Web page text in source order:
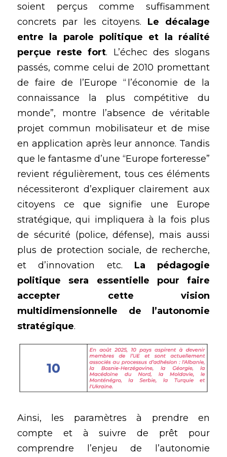
soient perçus comme suffisamment
concrets par les citoyens. Le décalage
entre la parole politique et la réalité
perçue reste fort. L’échec des slogans
passés, comme celui de 2010 promettant
de faire de l’Europe “ l’économie de la
connaissance la plus compétitive du
monde”, montre l’absence de véritable
projet commun mobilisateur et de mise
en application après leur annonce. Tandis
que le fantasme d’une “Europe forteresse”
revient régulièrement, tous ces éléments
nécessiteront d’expliquer clairement aux
citoyens ce que signifie une Europe
stratégique, qui impliquera à la fois plus
de sécurité (police, défense), mais aussi
plus de protection sociale, de recherche,
et d’innovation etc. La pédagogie
politique sera essentielle pour faire
accepter cette vision
multidimensionnelle de l’autonomie
stratégique.
Ainsi, les paramètres à prendre en
compte et à suivre de prêt pour
comprendre l’enjeu de l’autonomie